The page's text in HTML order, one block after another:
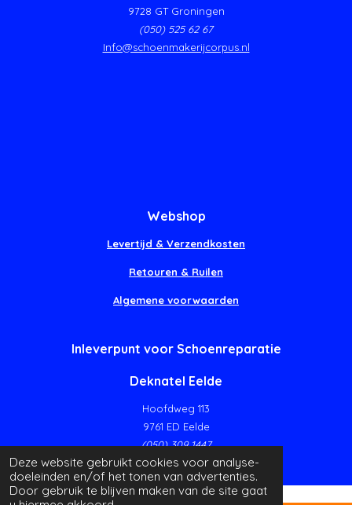
Deze website gebruikt cookies voor analyse-
doeleinden en/of het tonen van advertenties.
Door gebruik te blijven maken van de site gaat
9728 GT Groningen
(050) 525 62 67
Info@schoenmakerijcorpus.nl
Webshop
Levertijd & Verzendkosten
Retouren & Ruilen
Algemene voorwaarden
Inleverpunt voor Schoenreparatie
Deknatel Eelde
Hoofdweg 113
9761 ED Eelde
(050) 309 1447